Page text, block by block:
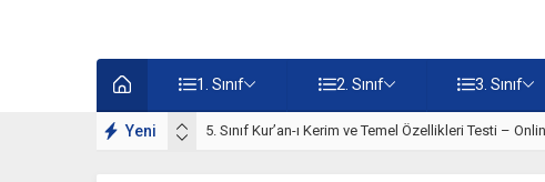
1. Sınıf 2. Sınıf 3. Sınıf
Yeni 5. Sınıf Kur’an-ı Kerim ve Temel Özellikleri Testi –